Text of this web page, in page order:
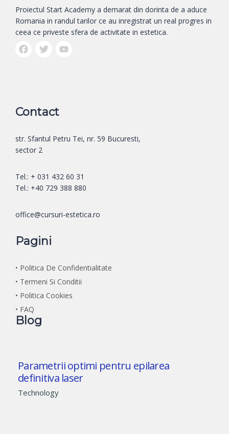
Proiectul Start Academy a demarat din dorinta de a aduce
Romania in randul tarilor ce au inregistrat un real progres in
ceea ce priveste sfera de activitate in estetica.
Contact
str. Sfantul Petru Tei, nr. 59 Bucuresti,
sector 2
Tel.: + 031 432 60 31
Tel.: +40 729 388 880
office@cursuri-estetica.ro
Pagini
• Politica De Confidentialitate
• Termeni Si Conditii
• Politica Cookies
• FAQ
Blog
Parametrii optimi pentru epilarea
definitiva laser
Technology